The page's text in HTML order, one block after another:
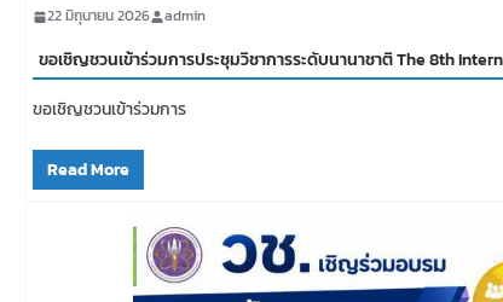
22 มิถุนายน 2026 admin
ขอเชิญชวนเข้าร่วมการประชุมวิชาการระดับนานาชาติ The 8th
ขอเชิญชวนเข้าร่วมการ
Read More